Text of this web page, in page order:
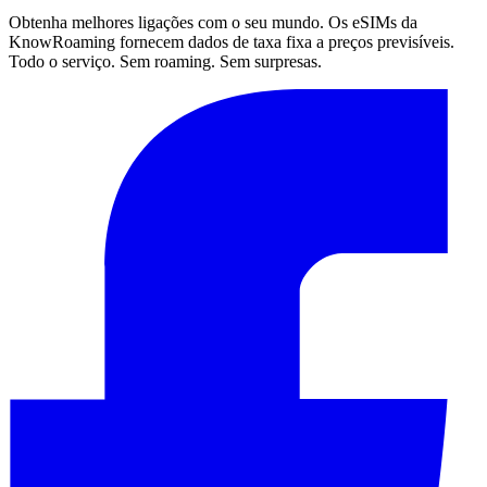
Obtenha melhores ligações com o seu mundo. Os eSIMs da
KnowRoaming fornecem dados de taxa fixa a preços previsíveis.
Todo o serviço. Sem roaming. Sem surpresas.